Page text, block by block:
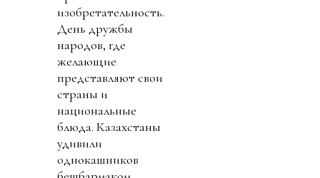
изобретательность.
День дружбы
народов, где
желающие
представляют свои
страны и
национальные
блюда. Казахстаны
удивили
однокашников